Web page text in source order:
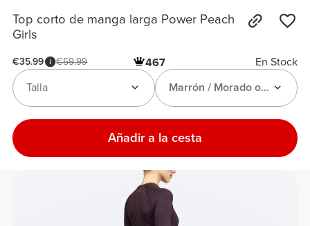
Top corto de manga larga Power Peach
Girls
€35.99 €59.99 467
En Stock
Marrón / Morado oscuro
Talla
Añadir a la cesta